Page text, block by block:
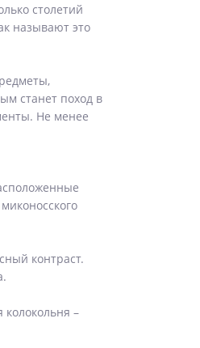
столетий
называют это
станет поход в
Не менее
контраст.
–